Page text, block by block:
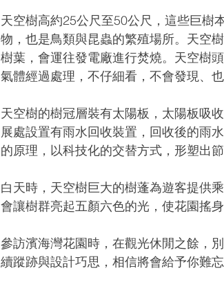
天空樹高約25公尺至50公尺，這些巨樹
物，也是鳥類與昆蟲的繁殖場所。天空
樹葉，會運往發電廠進行焚燒。天空樹
氣體經過處理，不仔細看，不會發現、
天空樹的樹冠層裝有太陽板，太陽板吸
展處設置有雨水回收裝置，回收後的雨
的原理，以科技化的交替方式，形塑出
白天時，天空樹巨大的樹蓬為遊客提供
會讓樹群亮起五顏六色的光，使花園搖
參訪濱海灣花園時，在觀光休閒之餘，
續蹤跡與設計巧思，相信將會給予你難忘